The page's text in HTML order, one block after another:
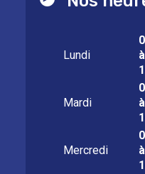
Lundi
à
Mardi
à
Mercredi
à